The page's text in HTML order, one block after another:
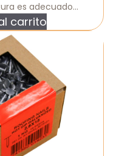
es adecuado...
carrito